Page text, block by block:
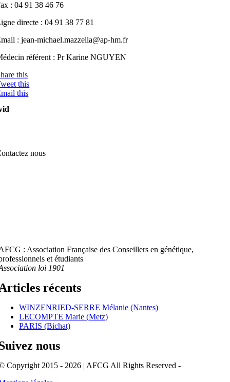
: 04 91 38 46 76
directe : 04 91 38 77 81
: jean-michael.mazzella@ap-hm.fr
référent : Pr Karine NGUYEN
this
this
this
nous
: Association Française des Conseillers en génétique,
et étudiants
loi 1901
récents
WINZENRIED-SERRE Mélanie (Nantes)
LECOMPTE Marie (Metz)
PARIS (Bichat)
nous
Copyright 2015 - 2026 | AFCG All Rights Reserved -